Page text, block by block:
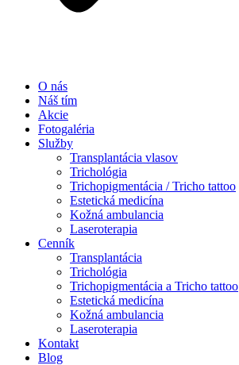
O nás
Náš tím
Akcie
Fotogaléria
Služby
Transplantácia vlasov
Trichológia
Trichopigmentácia / Tricho tattoo
Estetická medicína
Kožná ambulancia
Laseroterapia
Cenník
Transplantácia
Trichológia
Trichopigmentácia a Tricho tattoo
Estetická medicína
Kožná ambulancia
Laseroterapia
Kontakt
Blog